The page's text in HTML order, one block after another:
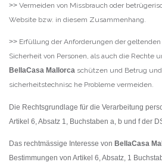
>> Vermeiden von Missbrauch oder
Website bzw. in diesem Zusammenhang.
>> Erfüllung der Anforderungen der
Sicherheit von Personen, als auch die Rechte
BellaCasa Mallorca schützen und Betrug
sicherheitstechnisc he Probleme vermeiden.
Die Rechtsgrundlage für die Verarbeitung
Artikel 6, Absatz 1, Buchstaben a, b und f der
Das rechtmässige Interesse von BellaCasa
Bestimmungen von Artikel 6, Absatz, 1